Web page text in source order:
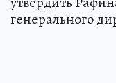
генерального